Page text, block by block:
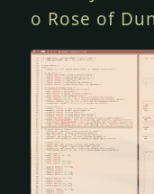
o Rose of